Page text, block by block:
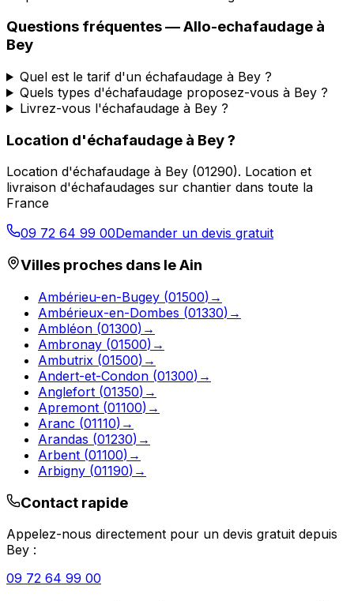
Questions fréquentes —Allo-echafaudage à
Bey
Quel est le tarif d'un échafaudage à Bey ?
Quels types d'échafaudage proposez-vous à Bey ?
Livrez-vous l'échafaudage à Bey ?
Location d'échafaudage à Bey?
Location d'échafaudage à Bey (01290). Location et
livraison d'échafaudages sur chantier dans toute la
France
09 72 64 99 00Demander un devis gratuit
Villes proches dans leAin
Ambérieu-en-Bugey (01500) →
Ambérieux-en-Dombes (01330) →
Ambléon (01300) →
Ambronay (01500) →
Ambutrix (01500) →
Andert-et-Condon (01300) →
Anglefort (01350) →
Apremont (01100) →
Aranc (01110) →
Arandas (01230) →
Arbent (01100) →
Arbigny (01190) →
Contact rapide
Appelez-nous directement pour un devis gratuit depuis
Bey :
09 72 64 99 00